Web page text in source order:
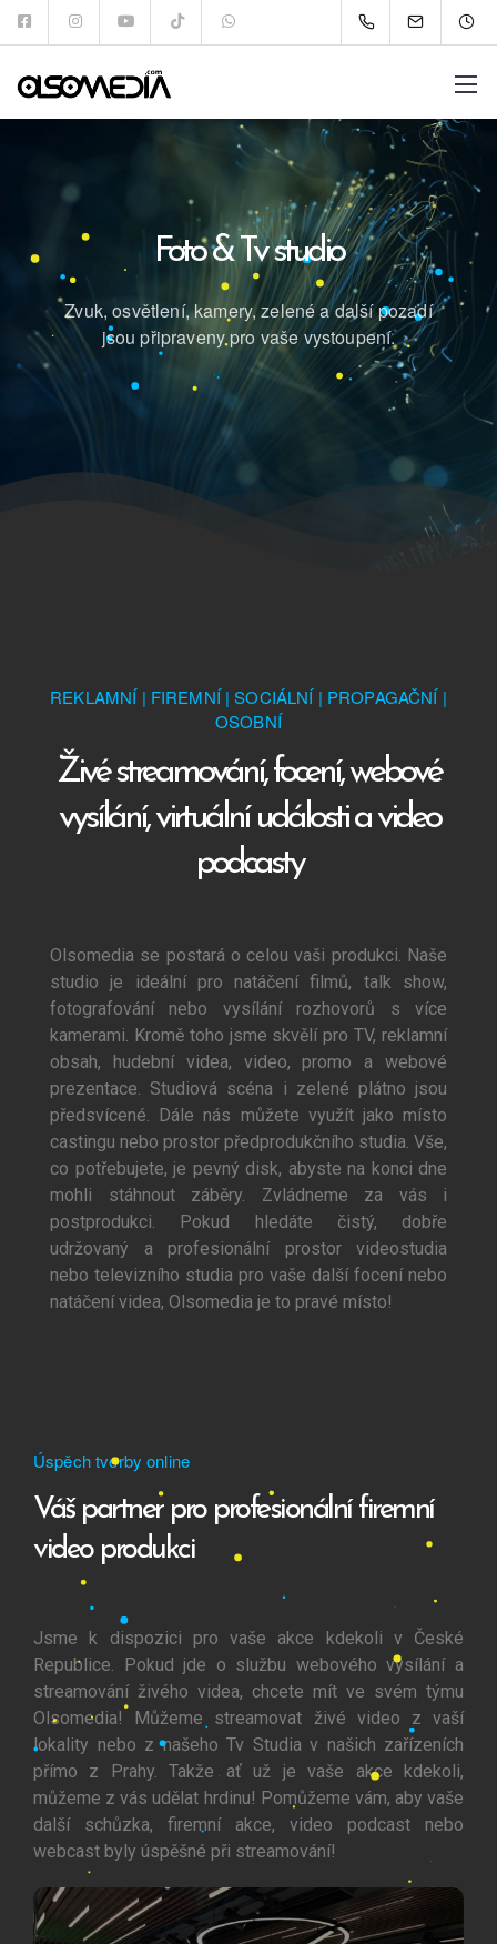
Foto & Tv studio
Zvuk, osvětlení, kamery, zelené a další pozadí
jsou připraveny pro vaše vystoupení.
REKLAMNÍ | FIREMNÍ | SOCIÁLNÍ | PROPAGAČNÍ |
OSOBNÍ
Živé streamování, focení, webové
vysílání, virtuální události a video
podcasty
Olsomedia se postará o celou vaši produkci. Naše
studio je ideální pro natáčení filmů, talk show,
fotografování nebo vysílání rozhovorů s více
kamerami. Kromě toho jsme skvělí pro TV, reklamní
obsah, hudební videa, video, promo a webové
prezentace. Studiová scéna i zelené plátno jsou
předsvícené. Dále nás můžete využít jako místo
castingu nebo prostor předprodukčního studia. Vše,
co potřebujete, je pevný disk, abyste na konci dne
mohli stáhnout záběry. Zvládneme za vás i
postprodukci. Pokud hledáte čistý, dobře
udržovaný a profesionální prostor videostudia
nebo televizního studia pro vaše další focení nebo
natáčení videa, Olsomedia je to pravé místo!
Úspěch tvorby online
Váš partner pro profesionální firemní
video produkci
Jsme k dispozici pro vaše akce kdekoli v České
Republice. Pokud jde o službu webového vysílání a
streamování živého videa, chcete mít ve svém týmu
Olsomedia! Můžeme streamovat živé video z vaší
lokality nebo z našeho Tv Studia v našich zařízeních
přímo z Prahy. Takže ať už je vaše akce kdekoli,
můžeme z vás udělat hrdinu! Pomůžeme vám, aby vaše
další schůzka, firemní akce, video podcast nebo
webcast byly úspěšné při streamování!